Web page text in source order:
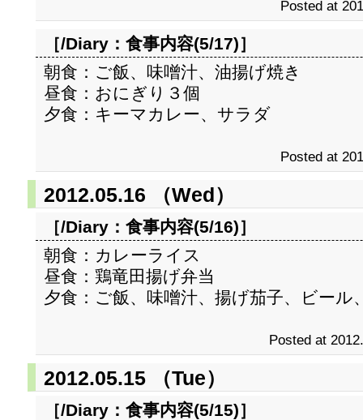
Posted at
［/Diary： 食事内容(5/17)］
朝食：ご飯、味噌汁、油揚げ焼き
昼食：おにぎり３個
夕食：キーマカレー、サラダ
Posted at
2012.05.16 （Wed）
［/Diary： 食事内容(5/16)］
朝食：カレーライス
昼食：鶏竜田揚げ弁当
夕食：ご飯、味噌汁、揚げ茄子、ビール
Posted at
2012.05.15 （Tue）
［/Diary： 食事内容(5/15)］